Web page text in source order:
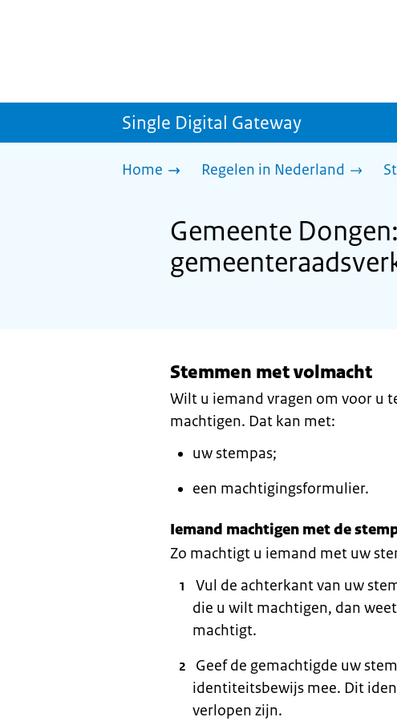
Single Digital Gateway
Home Regelen in Nederland
Gemeente
Stemmen met volmacht
Wilt u iemand vragen om voor u
machtigen. Dat kan met:
uw stempas;
een machtigingsformulier.
Iemand machtigen met de
Zo machtigt u iemand met uw
Vul de achterkant van uw
die u wilt machtigen, dan
machtigt.
Geef de gemachtigde uw
identiteitsbewijs mee. Dit
verlopen zijn.